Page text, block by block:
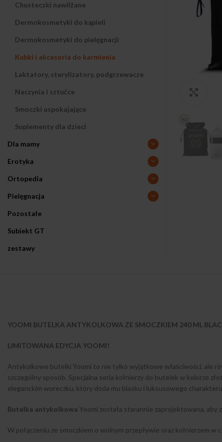
Chusteczki nawilżane
Dermokosmetyki do kąpieli
Dermokosmetyki do pielęgnacji
Kubki i akcesoria do karmienia
Laktatory, sterylizatory, podgrzewacze
Naczynia i sztućce
Smoczki uspokajające
Suplementy dla dzieci
Dla mamy
Erotyka
Ortopedia
Pielęgnacja
Pozostałe
Subiekt GT
zestawy
YOOMI BUTELKA ANTYKOLKOWA ZE SMOCZKIEM 240 ML
LIMITOWANA EDYCJA YOOMI!
Antykolkowe butelki Yoomi to nie tylko wyjątkowe właściwości, ale
szczególny sposób. Specjalna seria kołnierzy do butelek w kolorze
eleganckim woreczku, który doda mu blasku i luksusowego
Butelka antykolkowa Yoomi została starannie zaprojektowana,
W połączeniu ze smoczkiem o wolnym przepływie oraz kołnierzem